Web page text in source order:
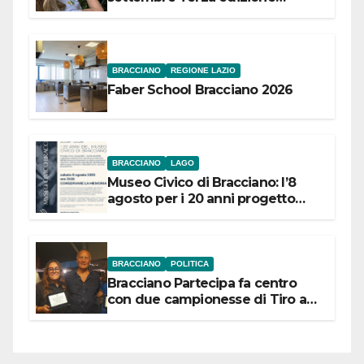
BRACCIANO REGIONE LAZIO
Faber School Bracciano 2026
BRACCIANO LAGO
Museo Civico di Bracciano: l’8
agosto per i 20 anni progetto
BRACCIANO POLITICA
Bracciano Partecipa fa centro
con due campionesse di Tiro a